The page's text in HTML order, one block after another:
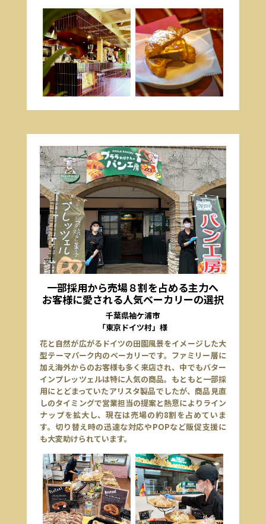
一部採用から売場８割を占める主力へ
お客様に愛される人気ベーカリーの選択
千葉県袖ケ浦市
「東京ドイツ村」様
花と自然が広がるドイツの田園風景をイメージした大
型テーマパーク内のベーカリーです。ファミリー層に
加え海外からのお客様も多く来店され、中でもバター
インプレッツェルは特に人気の商品。もともと一部採
用にとどまっていたアリスタ製品でしたが、商品見直
しのタイミングで営業担当の提案と熱意によりライン
ナップを拡大し、現在は売場の約8割を占めていま
す。切り替え時の迅速な対応やPOPなど販促支援に
も大変助けられています。